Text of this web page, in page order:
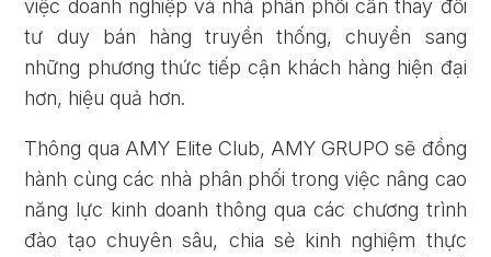
việc doanh nghiệp và nhà phân phối cần thay đổi
tư duy bán hàng truyền thống, chuyển sang
những phương thức tiếp cận khách hàng hiện đại
hơn, hiệu quả hơn.
Thông qua AMY Elite Club, AMY GRUPO sẽ đồng
hành cùng các nhà phân phối trong việc nâng cao
năng lực kinh doanh thông qua các chương trình
đào tạo chuyên sâu, chia sẻ kinh nghiệm thực